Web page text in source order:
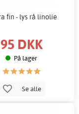
fin - lys rå linolie
95 DKK
På lager
Se alle